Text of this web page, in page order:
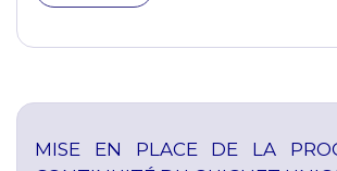
MISE EN PLACE DE LA